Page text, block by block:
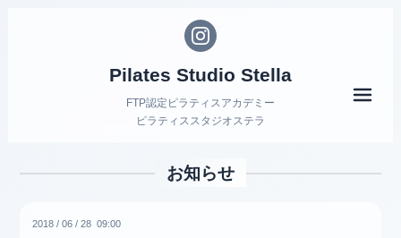
Pilates Studio Stella
FTP認定ピラティスアカデミー
ピラティススタジオステラ
お知らせ
2018 /06 /28 09:00